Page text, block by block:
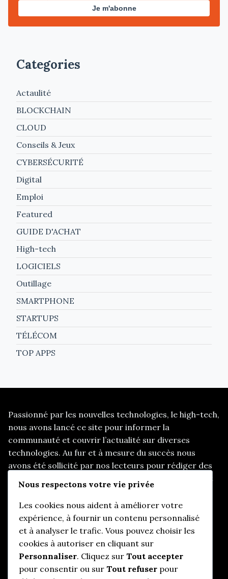
Je m'abonne
Categories
Actaulité
BLOCKCHAIN
CLOUD
Conseils & Jeux
CYBERSÉCURITÉ
Digital
Emploi
Featured
GUIDE D'ACHAT
High-tech
LOGICIELS
Outillage
SMARTPHONE
STARTUPS
TÉLÉCOM
TOP APPS
Passionné par les nouvelles technologies, le high-tech,
nous avons lancé ce site pour informer la
communauté et couvrir l’actualité sur diverses
technologies. Au fur et à mesure du succès nous
avons été sollicité par nos lecteurs pour rédiger des
articles sur d’autres thématiques, telles que les start
up, le e-marketing, et d’autres sujets d’actualités
pertinents.
Informations utiles
Nous respectons votre vie privée
Les cookies nous aident à améliorer votre
expérience, à fournir un contenu personnalisé
et à analyser le trafic. Vous pouvez choisir les
cookies à autoriser en cliquant sur
Personnaliser. Cliquez sur Tout accepter
pour consentir ou sur Tout refuser pour